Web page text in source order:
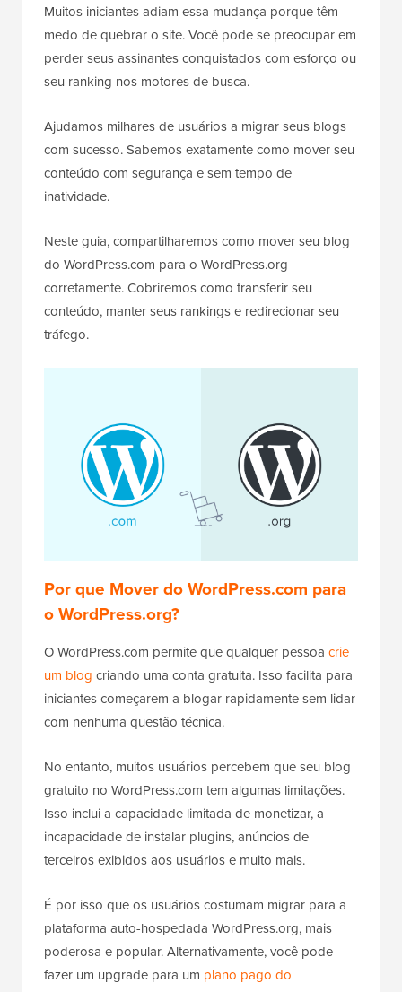
Muitos iniciantes adiam essa mudança porque têm
medo de quebrar o site. Você pode se preocupar em
perder seus assinantes conquistados com esforço ou
seu ranking nos motores de busca.
Ajudamos milhares de usuários a migrar seus blogs
com sucesso. Sabemos exatamente como mover seu
conteúdo com segurança e sem tempo de
inatividade.
Neste guia, compartilharemos como mover seu blog
do WordPress.com para o WordPress.org
corretamente. Cobriremos como transferir seu
conteúdo, manter seus rankings e redirecionar seu
tráfego.
Por que Mover do WordPress.com para
o WordPress.org?
O WordPress.com permite que qualquer pessoa crie
um blog criando uma conta gratuita. Isso facilita para
iniciantes começarem a blogar rapidamente sem lidar
com nenhuma questão técnica.
No entanto, muitos usuários percebem que seu blog
gratuito no WordPress.com tem algumas limitações.
Isso inclui a capacidade limitada de monetizar, a
incapacidade de instalar plugins, anúncios de
terceiros exibidos aos usuários e muito mais.
É por isso que os usuários costumam migrar para a
plataforma auto-hospedada WordPress.org, mais
poderosa e popular. Alternativamente, você pode
fazer um upgrade para um plano pago do